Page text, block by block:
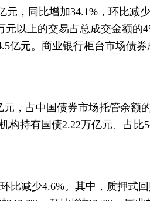
，同比增加34.1%，环比减
元以上的交易占总成交金额的
亿元。商业银行柜台市场债
，占中国债券市场托管余额
持有国债2.22万亿元、占比
比减少4.6%。其中，质押式